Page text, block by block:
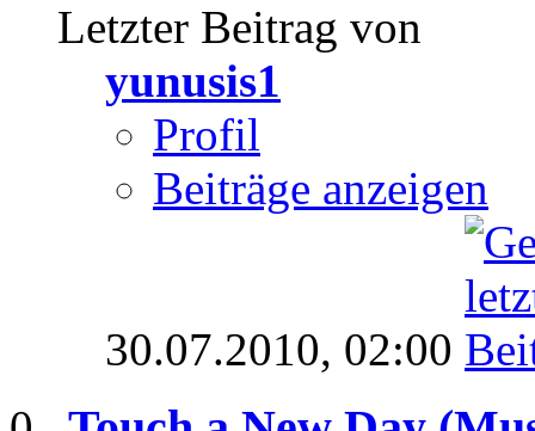
Letzter Beitrag von
yunusis1
Profil
Beiträge anzeigen
30.07.2010, 02:00